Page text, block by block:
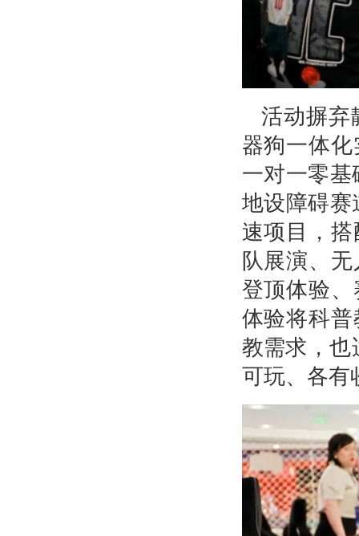
活动摒弃
器狗一体
一对一零
地设障碍
速项目，
队展演、
登顶体验
体验将科
教需求，也
可玩、各有